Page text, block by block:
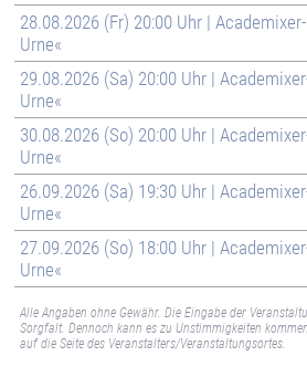
28.08.2026 (Fr) 20:00 Uhr |
Urne«
29.08.2026 (Sa) 20:00 Uhr |
Urne«
30.08.2026 (So) 20:00 Uhr |
Urne«
26.09.2026 (Sa) 19:30 Uhr |
Urne«
27.09.2026 (So) 18:00 Uhr |
Urne«
Alle Angaben ohne Gewähr. Die Eingabe der
Sorgfalt. Dennoch kann es zu Unstimmigkeiten
auf die Seite des Veranstalters/Veranstaltungsortes.